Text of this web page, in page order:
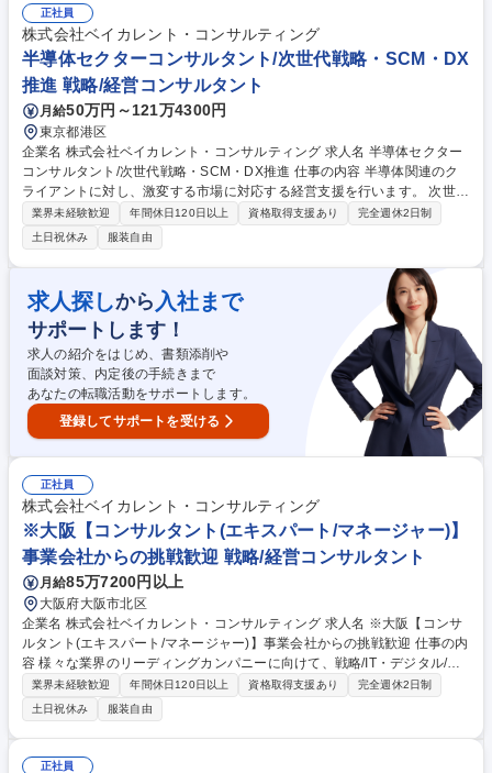
ト/交通/物流/デベロッパー/公共/商社/航空/宇宙/防衛 【ソリューション
(例)】AI/DX/経営戦略＆ファイナンス/CX/データアナリティクス/テクノロ
ジーイノベーション/マーケティング＆セールス/SCM/ECM/人材・組織/コ
スト改革/業務改革/セキュリティ/システム 募集職種 ※大阪【ビジネスコン
サルタント(エキスパート/マネージャー)】企画経験歓迎
正社員
株式会社ベイカレント・コンサルティング
半導体セクターコンサルタント/次世代戦略・SCM・DX
推進 戦略/経営コンサルタント
月給50万円～121万4300円
東京都港区
企業名 株式会社ベイカレント・コンサルティング 求人名 半導体セクター
コンサルタント/次世代戦略・SCM・DX推進 仕事の内容 半導体関連のク
ライアントに対し、激変する市場に対応する経営支援を行います。 次世代
デバイスの事業戦略、地政学リスクを踏まえたSCM再構築、工場のデジタ
ル化など最重要案件を推進します。 ■半導体・デバイスメーカーの中長期
経営戦略および事業計画の策定支援 ■グローバルな半導体不足・地政学リ
スクに対応するサプライチェーン変革 ■設計から製造、販売にわたる業務
プロセスの効率化・DXの推進 ■半導体製造装置・素材メーカーの新市場参
入やM&A、アライアンス支援 ■生産管理・歩留まり向上に向けたデータ活
用・AI導入プロジェクトPMO 募集職種 半導体セクターコンサルタント/次
世代戦略・SCM・DX推進
業界未経験歓迎 年間休日120日以上 資格取得支援あり
完全週休2日制
土日祝休み
服装自由
求人探しから 入社まで
サポートします！
求人の紹介をはじめ、書類添削や
面談対策、内定後の手続きまで
あなたの転職活動をサポートします。
登録してサポートを受ける
正社員
株式会社ベイカレント・コンサルティング
※大阪【コンサルタント(エキスパート/マネージャー)】
事業会社からの挑戦歓迎 戦略/経営コンサルタント
月給85万7200円以上
大阪府大阪市北区
企業名 株式会社ベイカレント・コンサルティング 求人名 ※大阪【コンサ
ルタント(エキスパート/マネージャー)】事業会社からの挑戦歓迎 仕事の内
容 様々な業界のリーディングカンパニーに向けて、戦略/IT・デジタル/業
務改革等、様々な領域の全社/事業戦略及び、戦略実現に向けた施策検討/
実行支援を推進して頂きます（未経験でコンサル上位職を目指せます！）
【対象業界(例)】ハイテク/メディア・エンタメ/通信/モビリティ/ヘルスケ
ア/消費財/小売/流通/産業機械/銀行/決済/保険/エネルギー/素材/化学/プラン
ト/交通/物流/デベロッパー/公共/商社/航空/宇宙/防衛 【ソリューション
業界未経験歓迎 年間休日120日以上 資格取得支援あり
完全週休2日制
土日祝休み
服装自由
正社員